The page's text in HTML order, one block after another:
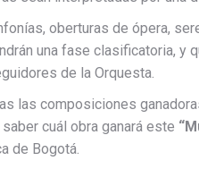
oberturas de ópera,
una fase clasificatoria,
de la Orquesta.
las composiciones
cuál obra ganará este
de Bogotá.